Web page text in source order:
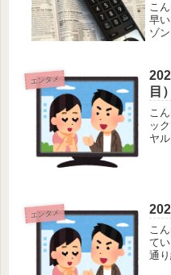
こ
早
ゾ
文
タ
エンタメ
目）
こ
ッ
ヤ
ス...
エンタメ
こ
て
通